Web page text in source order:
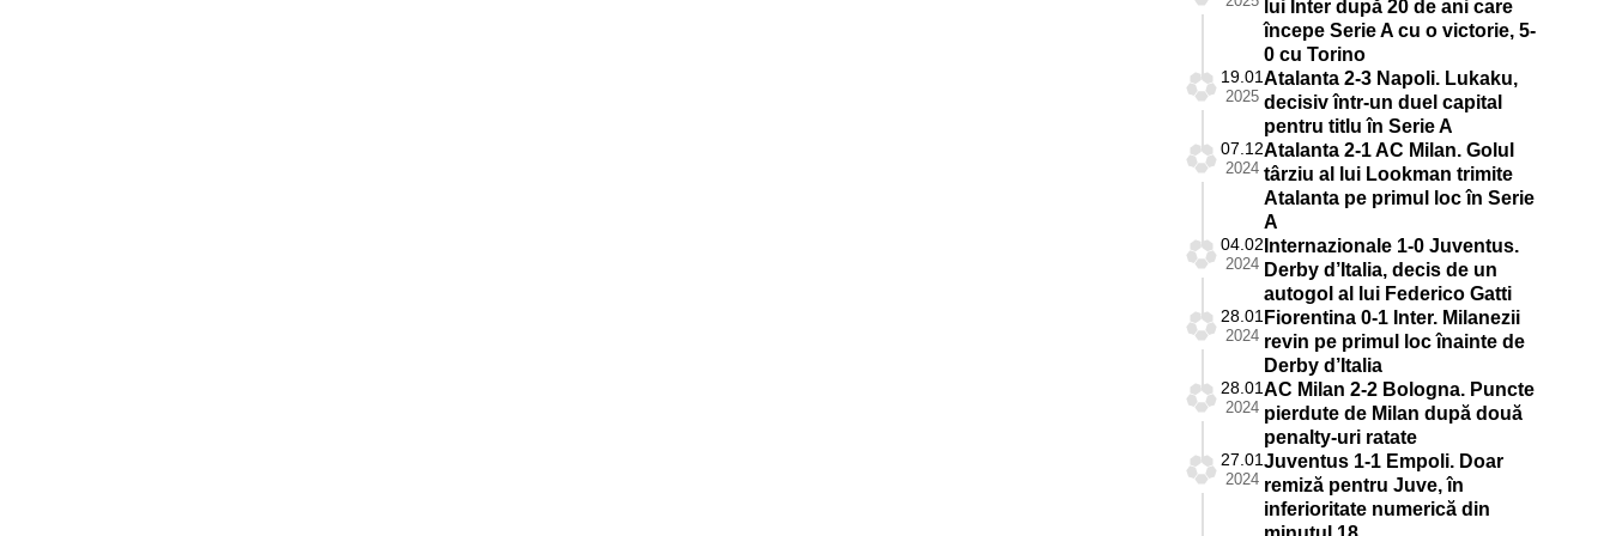
lui Inter după 20 de ani care
începe Serie A cu o victorie, 5-
0 cu Torino
19.01
2025
Atalanta 2-3 Napoli. Lukaku,
decisiv într-un duel capital
pentru titlu în Serie A
07.12
2024
Atalanta 2-1 AC Milan. Golul
târziu al lui Lookman trimite
Atalanta pe primul loc în Serie
A
04.02
2024
Internazionale 1-0 Juventus.
Derby d’Italia, decis de un
autogol al lui Federico Gatti
28.01
2024
Fiorentina 0-1 Inter. Milanezii
revin pe primul loc înainte de
Derby d’Italia
28.01
2024
AC Milan 2-2 Bologna. Puncte
pierdute de Milan după două
penalty-uri ratate
27.01
2024
Juventus 1-1 Empoli. Doar
remiză pentru Juve, în
inferioritate numerică din